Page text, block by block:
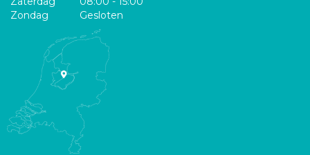
Zondag
Gesloten